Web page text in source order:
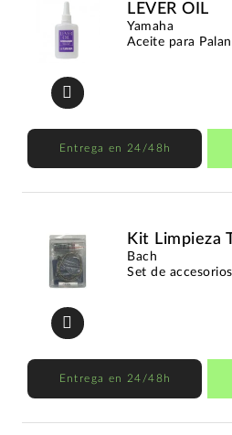
LEVER OIL
Yamaha
Aceite para
Entrega en 24/48h
Kit Limpieza
Bach
Set de
Entrega en 24/48h